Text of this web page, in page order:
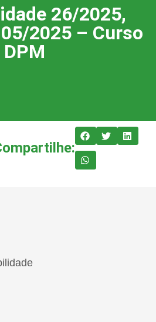
26/2025,
2025 – Curso
DPM